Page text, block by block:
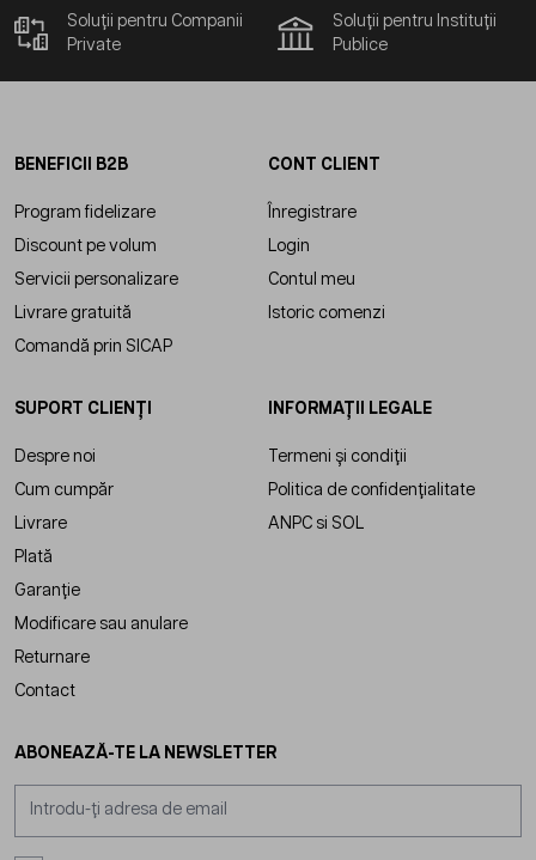
Soluții pentru Companii
Private
Soluții pentru Instituții
Publice
BENEFICII B2B
Program fidelizare
Discount pe volum
Servicii personalizare
Livrare gratuită
Comandă prin SICAP
CONT CLIENT
Înregistrare
Login
Contul meu
Istoric comenzi
SUPORT CLIENȚI
Despre noi
Cum cumpăr
Livrare
Plată
Garanție
Modificare sau anulare
Returnare
Contact
INFORMAȚII LEGALE
Termeni și condiții
Politica de confidențialitate
ANPC si SOL
ABONEAZĂ-TE LA NEWSLETTER